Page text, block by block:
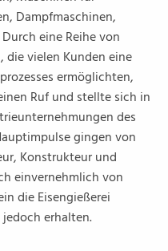
Dampfmaschinen,
eine Reihe von
die vielen Kunden eine
ermöglichten,
Ruf und stellte sich in
des
gingen von
Konstrukteur und
einvernehmlich von
die Eisengießerei
erhalten.